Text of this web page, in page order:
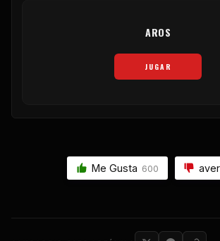
AROS
JUGAR
Me Gusta 600